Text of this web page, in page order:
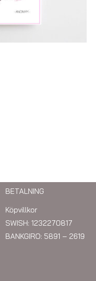
BETALNING
Köpvillkor
SWISH: 1232270817
BANKGIRO: 5891 – 2619